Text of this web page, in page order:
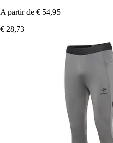
A partir de € 54,95
€ 28,73